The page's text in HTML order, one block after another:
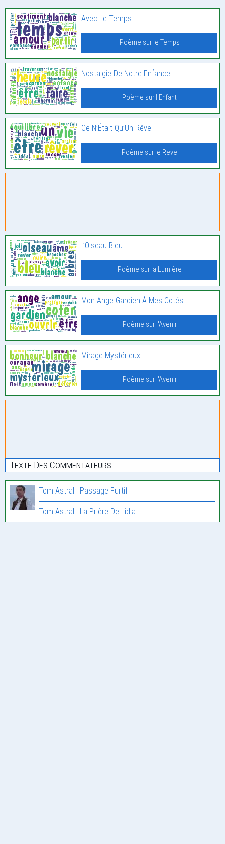
Avec Le Temps
Poème sur le Temps
Nostalgie De Notre Enfance
Poème sur l'Enfant
Ce N’Était Qu’Un Rêve
Poème sur le Reve
L’Oiseau Bleu
Poème sur la Lumière
Mon Ange Gardien À Mes Cotés
Poème sur l'Avenir
Mirage Mystérieux
Poème sur l'Avenir
Texte Des Commentateurs
Tom Astral : Passage Furtif
Tom Astral : La Prière De Lidia